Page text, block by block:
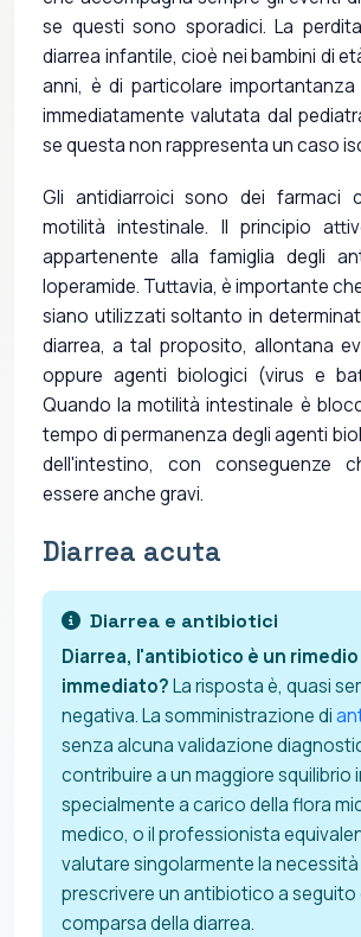
se questi sono sporadici. La
diarrea infantile, cioè nei bambini di
anni, è di particolare
immediatamente valutata dal
se questa non rappresenta un caso
Gli antidiarroici sono dei farmaci
motilità intestinale. Il principio
appartenente alla famiglia degli
loperamide. Tuttavia, è importante
siano utilizzati soltanto in
diarrea, a tal proposito, allontana
oppure agenti biologici (virus e
Quando la motilità intestinale è
tempo di permanenza degli agenti
dell'intestino, con conseguenze
essere anche gravi.
Diarrea acuta
Diarrea e antibiotici
Diarrea, l'antibiotico è un rimedio
immediato?La risposta è, quasi
negativa. La somministrazione di
senza alcuna validazione
contribuire a un maggiore squilibrio
specialmente a carico della flora
medico, o il professionista
valutare singolarmente la necessità
prescrivere un antibiotico a seguito
comparsa della diarrea.